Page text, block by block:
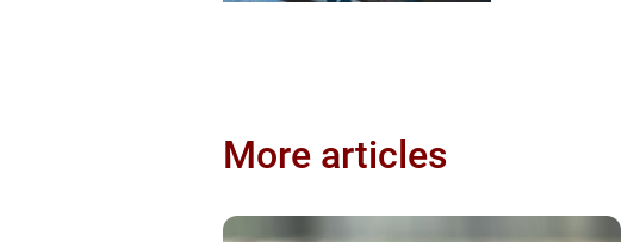
More articles